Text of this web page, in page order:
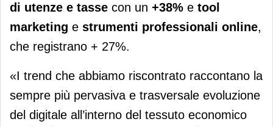
di utenze e tasse con un +38% e tool
marketing e strumenti professionali online,
che registrano + 27%.
«I trend che abbiamo riscontrato raccontano la
sempre più pervasiva e trasversale evoluzione
del digitale all’interno del tessuto economico